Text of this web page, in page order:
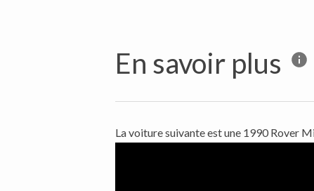
En savoir plus
La voiture suivante est une 1990 Rover